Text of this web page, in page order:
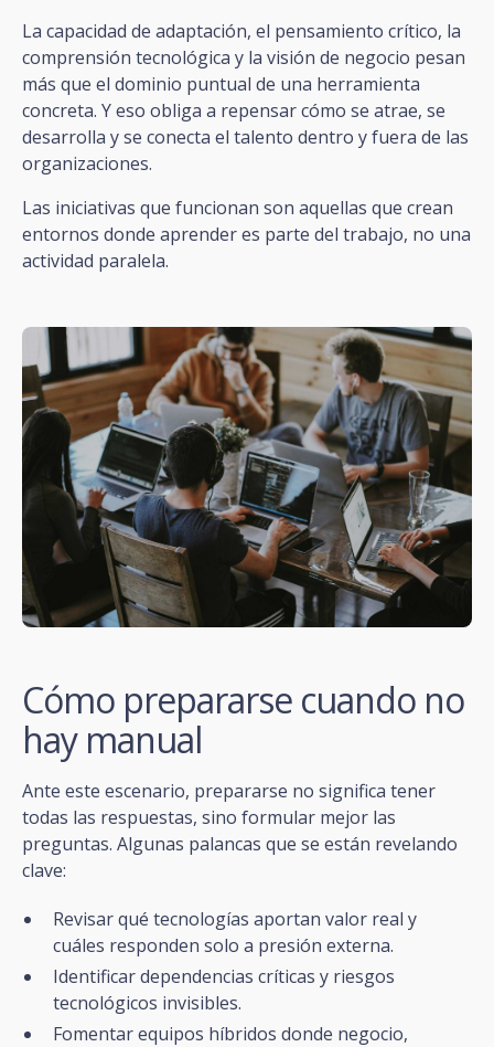
La capacidad de adaptación, el pensamiento crítico, la
comprensión tecnológica y la visión de negocio pesan
más que el dominio puntual de una herramienta
concreta. Y eso obliga a repensar cómo se atrae, se
desarrolla y se conecta el talento dentro y fuera de las
organizaciones.
Las iniciativas que funcionan son aquellas que crean
entornos donde aprender es parte del trabajo, no una
actividad paralela.
Cómo prepararse cuando no
hay manual
Ante este escenario, prepararse no significa tener
todas las respuestas, sino formular mejor las
preguntas. Algunas palancas que se están revelando
clave:
Revisar qué tecnologías aportan valor real y
cuáles responden solo a presión externa.
Identificar dependencias críticas y riesgos
tecnológicos invisibles.
Fomentar equipos híbridos donde negocio,